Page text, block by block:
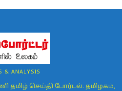
& ANALYSIS
தமிழ் செய்தி போர்டல். தமிழகம்,